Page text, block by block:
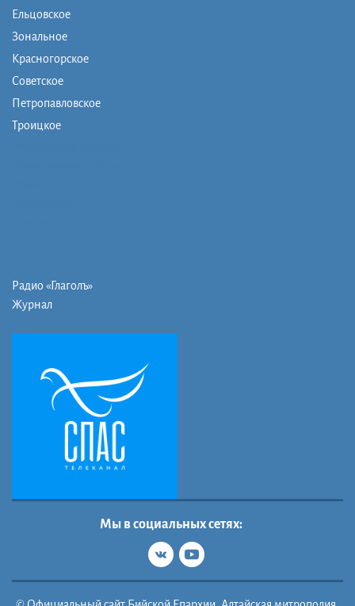
Ельцовское
Зональное
Красногорское
Советское
Петропавловское
Троицкое
Радио «Глаголъ»
Журнал
Мы в социальных сетях: